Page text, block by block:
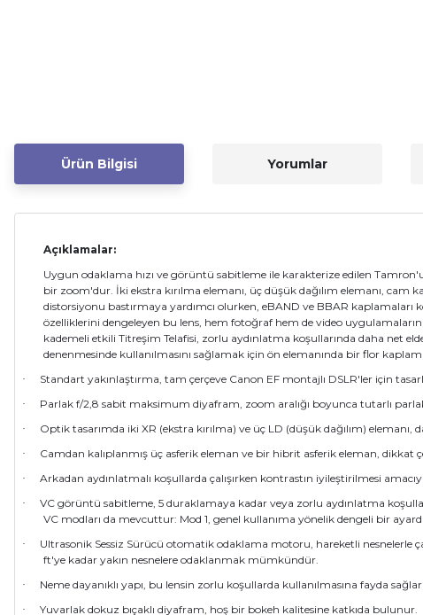
Ürün Bilgisi Yorumlar
Açıklamalar:
Uygun odaklama hızı ve görüntü sabitleme ile karakterize edilen
bir zoom'dur. İki ekstra kırılma elemanı, üç düşük dağılım elemanı,
distorsiyonu bastırmaya yardımcı olurken, eBAND ve BBAR
özelliklerini dengeleyen bu lens, hem fotoğraf hem de video
kademeli etkili Titreşim Telafisi, zorlu aydınlatma koşullarında daha net
denenmesinde kullanılmasını sağlamak için ön elemanında bir flor
· Standart yakınlaştırma, tam çerçeve Canon EF montajlı DSLR'ler için
· Parlak f/2,8 sabit maksimum diyafram, zoom aralığı boyunca tutarlı
· Optik tasarımda iki XR (ekstra kırılma) ve üç LD (düşük dağılım)
· Camdan kalıplanmış üç asferik eleman ve bir hibrit asferik eleman, dikkat
· Arkadan aydınlatmalı koşullarda çalışırken kontrastın iyileştirilmesi
·
VC görüntü sabitleme, 5 duraklamaya kadar veya zorlu aydınlatma
VC modları da mevcuttur: Mod 1, genel kullanıma yönelik dengeli bir
·
Ultrasonik Sessiz Sürücü otomatik odaklama motoru, hareketli nesnelerle
ft'ye kadar yakın nesnelere odaklanmak mümkündür.
· Neme dayanıklı yapı, bu lensin zorlu koşullarda kullanılmasına fayda
· Yuvarlak dokuz bıçaklı diyafram, hoş bir bokeh kalitesine katkıda bulunur.